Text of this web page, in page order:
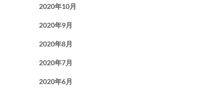
2020年10月
2020年9月
2020年8月
2020年7月
2020年6月